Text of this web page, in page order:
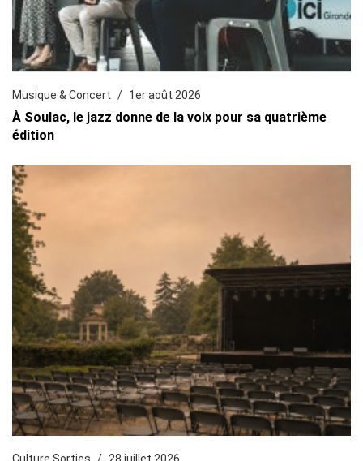
Musique & Concert 1er août 2026
À Soulac, le jazz donne de la voix pour sa quatrième
édition